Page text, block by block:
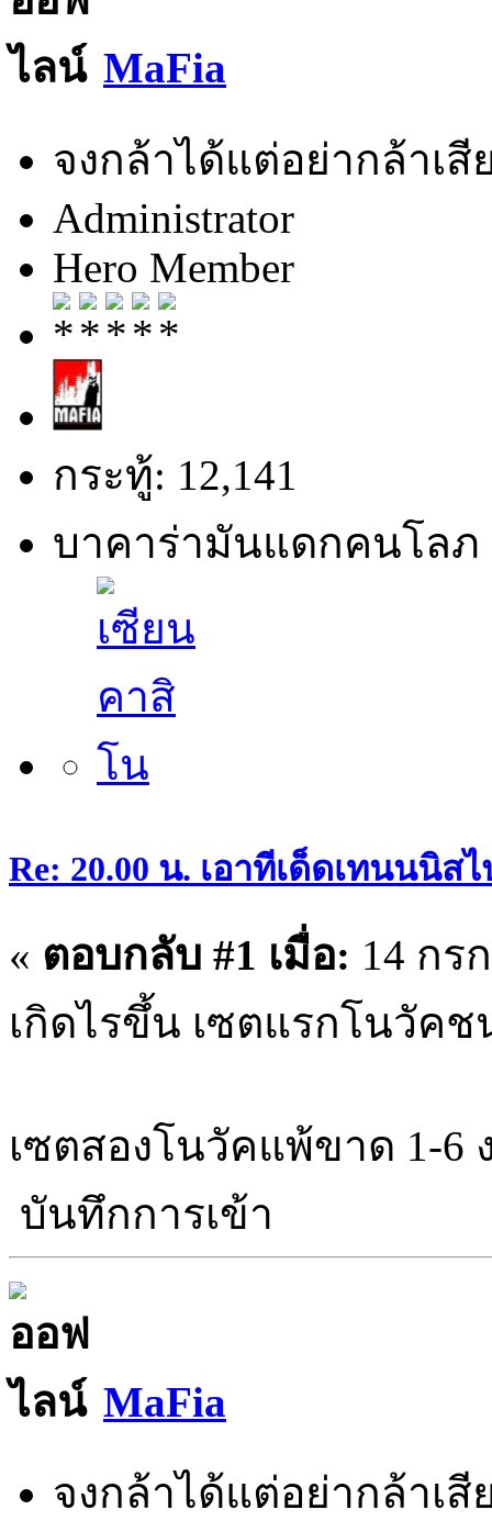
MaFia
จงกล้าได้แต่อย่ากล้าเสี
Administrator
Hero Member
กระทู้: 12,141
บาคาร่ามันแดกคนโลภ
Re: 20.00 น. เอาทีเด็ดเทนนนิ
« ตอบกลับ #1 เมื่อ: 14 กร
เกิดไรขึ้น เซตแรกโนวัคช
เซตสองโนวัคแพ้ขาด 1-6
บันทึกการเข้า
MaFia
จงกล้าได้แต่อย่ากล้าเสี